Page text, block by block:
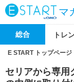
マ
総合 トレ
E START トップページ
セリアから専